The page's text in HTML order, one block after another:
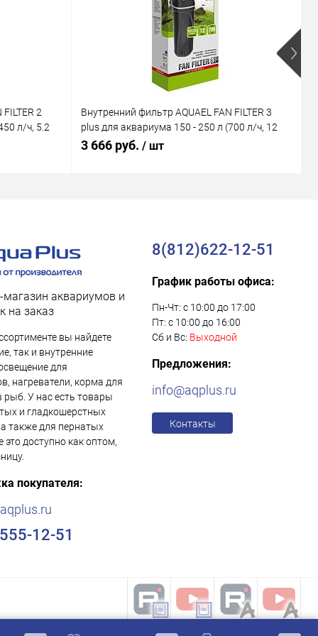
2
л/ч, 5.2
Внутренний фильтр AQUAEL FAN FILTER 3
plus для аквариума 150 - 250 л (700 л/ч, 12
Вт)
3 666 руб. / шт
магазин аквариумов и
на заказ
вы найдете
так и внутренние
для
нагреватели, корма для
рыб. У нас есть товары
и гладкошерстных
также для пернатых
это доступно как оптом,
покупателя:
12-51
8(812)622-12-51
График работы офиса:
Пн-Чт: с 10:00 до 17:00
Пт: с 10:00 до 16:00
Сб и Вс: Выходной
Предложения:
info@aqplus.ru
Контакты